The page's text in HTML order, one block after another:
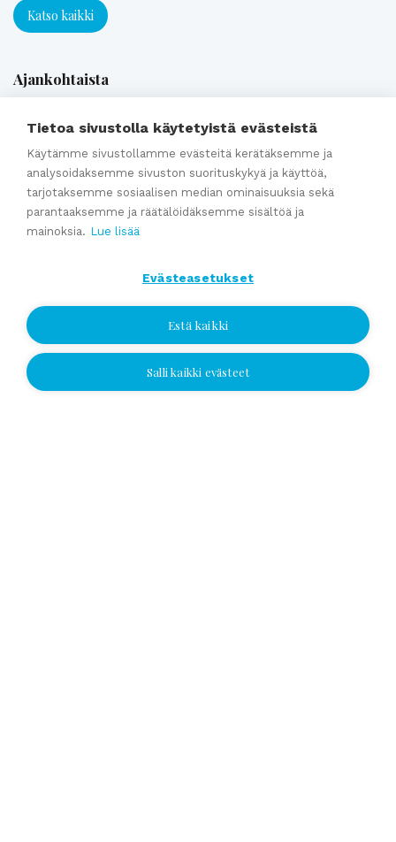
Katso kaikki
Ajankohtaista
Webinaaritallenne: Onko yrityksesi myyntikunnossa? Näin
valmistaudut yrityskauppaan ajoissa
Kumppaniblogi: Avio-oikeus ja omistajanvaihdos
Yrityskauppablogi: Miksi käyttää yritysvälittäjää
yrityskaupassa?
Yrityskauppablogi: Miten valmistella yritys myyntikuntoon 12
kuukautta ennen kauppaa
Katso kaikki Jätä yhteydenottopyyntö
Tietoa sivustolla käytetyistä evästeistä
Käytämme sivustollamme evästeitä kerätäksemme ja
analysoidaksemme sivuston suorituskykyä ja käyttöä,
tarjotaksemme sosiaalisen median ominaisuuksia sekä
parantaaksemme ja räätälöidäksemme sisältöä ja
mainoksia. Lue lisää
Evästeasetukset
Estä kaikki
Salli kaikki evästeet